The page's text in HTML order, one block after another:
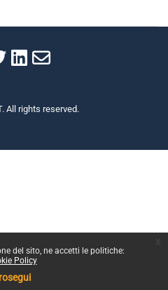
del sito, ne accetti le politiche:
Policy
All rights reserved.